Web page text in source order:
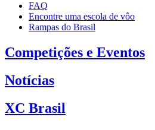
FAQ
Encontre uma escola de vôo
Rampas do Brasil
Competições e Eventos
Notícias
XC Brasil